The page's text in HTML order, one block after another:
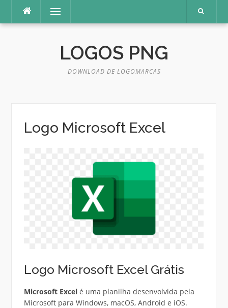
o
Menu
LOGOS PNG
DOWNLOAD DE LOGOMARCAS
Logo Microsoft Excel
Logo Microsoft Excel Grátis
Microsoft Excelé uma planilha desenvolvida pela
Microsoft para Windows, macOS, Android e iOS.